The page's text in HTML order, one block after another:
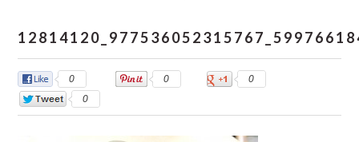
0 0
0
0